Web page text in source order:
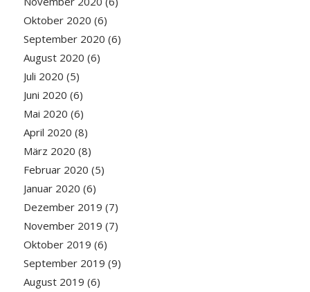
Oktober 2020 (6)
September 2020 (6)
August 2020 (6)
Juli 2020 (5)
Juni 2020 (6)
Mai 2020 (6)
April 2020 (8)
März 2020 (8)
Februar 2020 (5)
Januar 2020 (6)
Dezember 2019 (7)
November 2019 (7)
Oktober 2019 (6)
September 2019 (9)
August 2019 (6)